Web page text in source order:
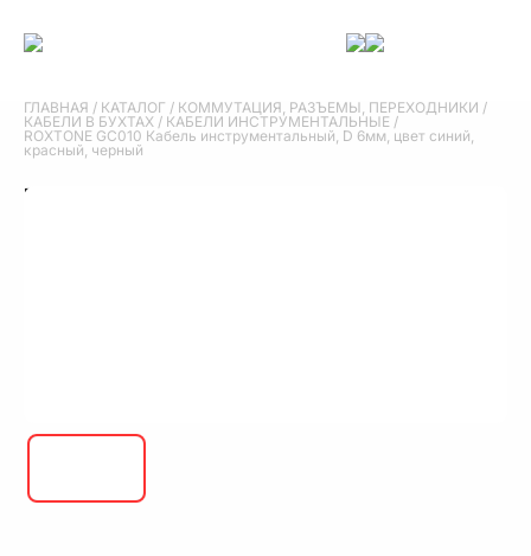
ГЛАВНАЯ / КАТАЛОГ / КОММУТАЦИЯ, РАЗЪЕМЫ, ПЕРЕХОДНИКИ /
КАБЕЛИ В БУХТАХ / КАБЕЛИ ИНСТРУМЕНТАЛЬНЫЕ /
ROXTONE GC010 Кабель инструментальный, D 6мм, цвет синий,
красный, черный
ROXTONE GC010 Кабель